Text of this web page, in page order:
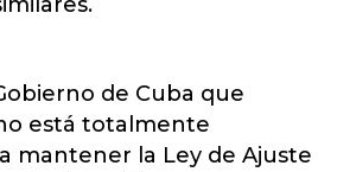
de Cuba que
está totalmente
mantener la Ley de Ajuste